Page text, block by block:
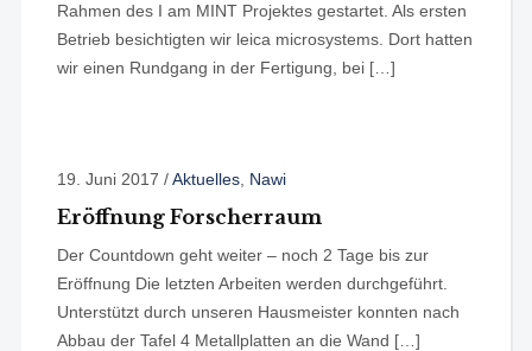
Rahmen des I am MINT Projektes gestartet. Als ersten
Betrieb besichtigten wir leica microsystems. Dort hatten
wir einen Rundgang in der Fertigung, bei […]
19. Juni 2017 /Aktuelles, Nawi
Eröffnung Forscherraum
Der Countdown geht weiter – noch 2 Tage bis zur
Eröffnung Die letzten Arbeiten werden durchgeführt.
Unterstützt durch unseren Hausmeister konnten nach
Abbau der Tafel 4 Metallplatten an die Wand […]